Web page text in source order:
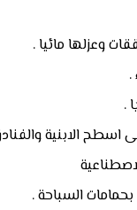
وعزلها مائيا .
.
.
اسطح الابنية
السباحة .